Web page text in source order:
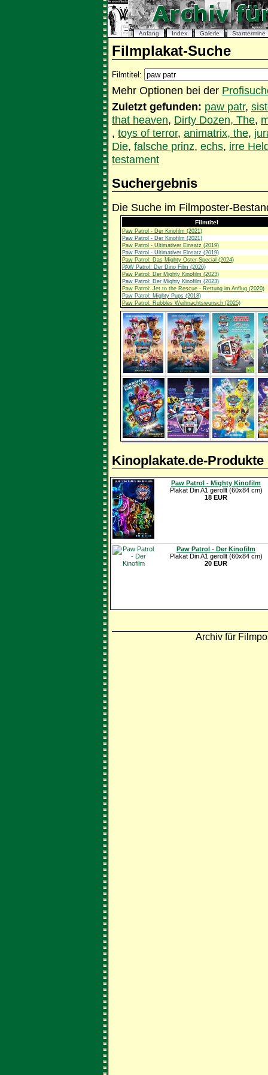
Anfang Index Galerie Starttermine
Filmplakat-Suche
Filmtitel:
Mehr Optionen bei der
Zuletzt gefunden: paw patr,
that heaven, Dirty Dozen, The,
, toys of terror, animatrix, the,
Die, falsche prinz, echs, irre
testament
Suchergebnis
Die Suche im Filmposter-
Filmtitel
Paw Patrol - Der Kinofilm (2021)
Paw Patrol - Der Kinofilm (2021)
Paw Patrol - Ultimativer Einsatz (2019)
Paw Patrol - Ultimativer Einsatz (2019)
Paw Patrol: Das Mighty Oster-Special (2024)
PAW Patrol: Der Dino Film (2026)
Paw Patrol: Der Mighty Kinofilm (2023)
Paw Patrol: Der Mighty Kinofilm (2023)
Paw Patrol: Jet to the Rescue - Rettung im Anflug (2020)
Paw Patrol: Mighty Pups (2018)
Paw Patrol: Rubbles Weihnachtswunsch (2025)
Kinoplakate.de-Produkte
Paw Patrol - Mighty Kinofilm
Plakat Din A1 gerollt (60x84 cm)
18 EUR
Paw Patrol - Der Kinofilm
Plakat Din A1 gerollt (60x84 cm)
20 EUR
Archiv für